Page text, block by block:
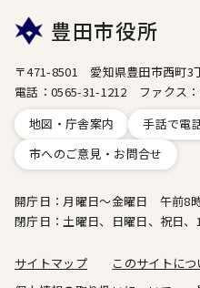
豊田市役所
〒471-8501 愛知県豊田市西町3
電話：0565-31-1212 ファクス
地図・庁舎案内
手話で電
市へのご意見・お問合せ
開庁日：月曜日～金曜日 午前8
閉庁日：土曜日、日曜日、祝日
サイトマップ
このサイトにつ